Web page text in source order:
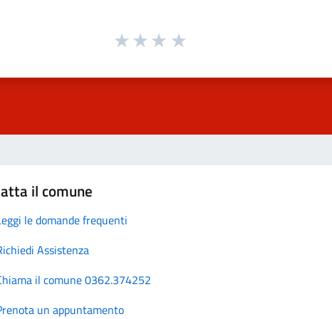
il comune
le domande frequenti
Assistenza
il comune 0362.374252
un appuntamento